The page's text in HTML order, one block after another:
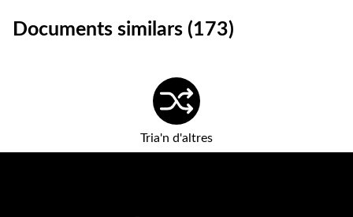
Documents similars (173)
Tria'n d'altres